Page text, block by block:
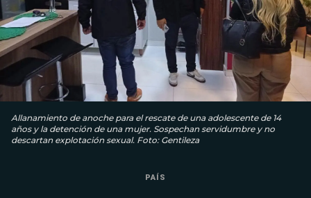
Allanamiento de anoche para el rescate de una adolescente de 14
años y la detención de una mujer. Sospechan servidumbre y no
descartan explotación sexual. Foto: Gentileza
PAÍS